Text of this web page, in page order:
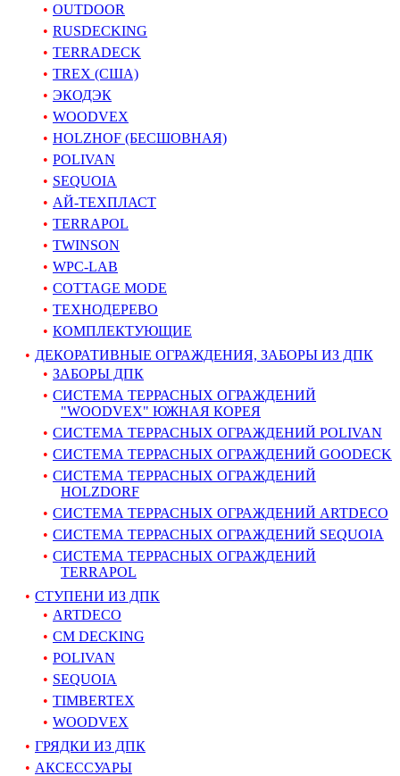
OUTDOOR
RUSDECKING
TERRADECK
TREX (США)
ЭКОДЭК
WOODVEX
HOLZHOF (БЕСШОВНАЯ)
POLIVAN
SEQUOIA
АЙ-ТЕХПЛАСТ
TERRAPOL
TWINSON
WPC-LAB
COTTAGE MODE
ТЕХНОДЕРЕВО
КОМПЛЕКТУЮЩИЕ
ДЕКОРАТИВНЫЕ ОГРАЖДЕНИЯ, ЗАБОРЫ ИЗ ДПК
ЗАБОРЫ ДПК
СИСТЕМА ТЕРРАСНЫХ ОГРАЖДЕНИЙ
"WOODVEX" ЮЖНАЯ КОРЕЯ
СИСТЕМА ТЕРРАСНЫХ ОГРАЖДЕНИЙ POLIVAN
СИСТЕМА ТЕРРАСНЫХ ОГРАЖДЕНИЙ GOODECK
СИСТЕМА ТЕРРАСНЫХ ОГРАЖДЕНИЙ
HOLZDORF
СИСТЕМА ТЕРРАСНЫХ ОГРАЖДЕНИЙ ARTDECO
СИСТЕМА ТЕРРАСНЫХ ОГРАЖДЕНИЙ SEQUOIA
СИСТЕМА ТЕРРАСНЫХ ОГРАЖДЕНИЙ
TERRAPOL
СТУПЕНИ ИЗ ДПК
ARTDECO
CM DECKING
POLIVAN
SEQUOIA
TIMBERTEX
WOODVEX
ГРЯДКИ ИЗ ДПК
АКСЕССУАРЫ